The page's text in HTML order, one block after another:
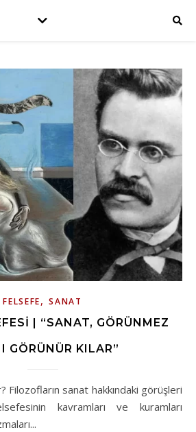
FELSEFE,SANAT
| “SANAT, GÖRÜNMEZ
GÖRÜNÜR KILAR”
kavramları ve kuramları